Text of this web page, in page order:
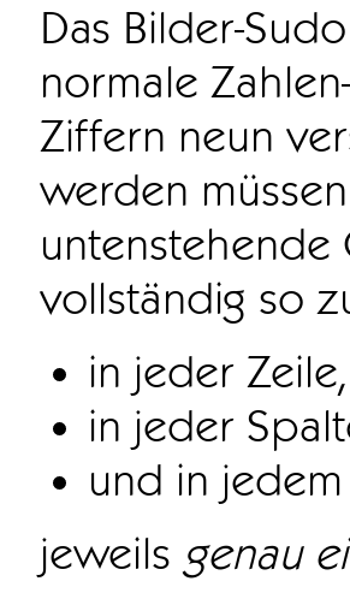
Das Bilder-
normale
Ziffern neun
werden
vollständig so
in jeder Zeile,
in jeder
und in
jeweils genau